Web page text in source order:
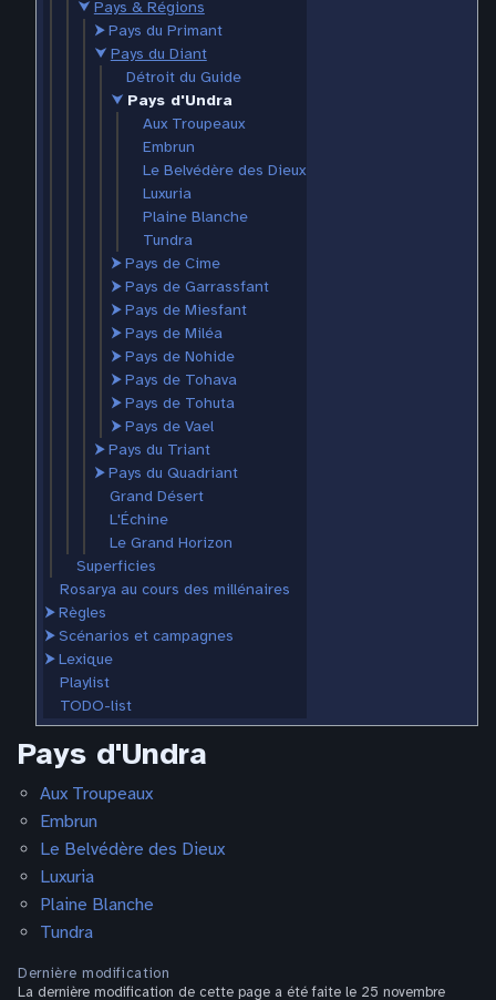
⮟ Pays & Régions
⮞Pays du Primant
⮟ Pays du Diant
Détroit du Guide
⮟ Pays d'Undra
Aux Troupeaux
Embrun
Le Belvédère des Dieux
Luxuria
Plaine Blanche
Tundra
⮞Pays de Cime
⮞Pays de Garrassfant
⮞Pays de Miesfant
⮞Pays de Miléa
⮞Pays de Nohide
⮞Pays de Tohava
⮞Pays de Tohuta
⮞Pays de Vael
⮞Pays du Triant
⮞Pays du Quadriant
Grand Désert
L'Échine
Le Grand Horizon
Superficies
Rosarya au cours des millénaires
⮞Règles
⮞Scénarios et campagnes
⮞Lexique
Playlist
TODO-list
Pays d'Undra
Aux Troupeaux
Embrun
Le Belvédère des Dieux
Luxuria
Plaine Blanche
Tundra
Dernière modification
La dernière modification de cette page a été faite le 25 novembre